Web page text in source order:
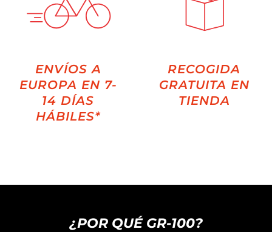
ENVÍOS A
EUROPA EN 7-
14 DÍAS
HÁBILES*
RECOGIDA
GRATUITA EN
TIENDA
¿POR QUÉ GR-100?